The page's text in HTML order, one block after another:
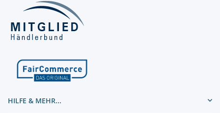
HILFE & MEHR...